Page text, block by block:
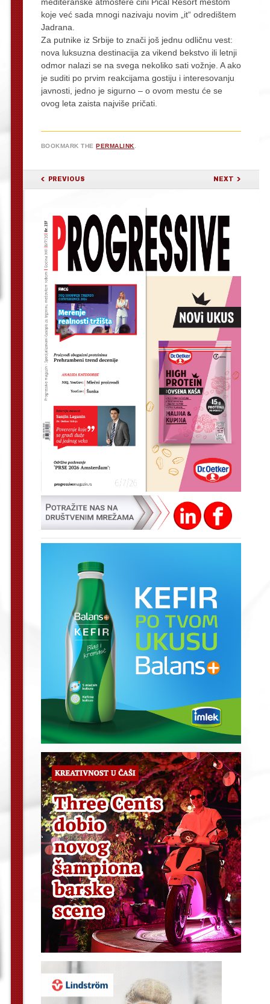
mediteranske atmosfere čini Pical Resort mestom
koje već sada mnogi nazivaju novim „it“ odredištem
Jadrana.
Za putnike iz Srbije to znači još jednu odličnu vest:
nova luksuzna destinacija za vikend bekstvo ili letnji
odmor nalazi se na svega nekoliko sati vožnje. A ako
je suditi po prvim reakcijama gostiju i interesovanju
javnosti, jedno je sigurno – o ovom mestu će se
ovog leta zaista najviše pričati.
BOOKMARK THEPERMALINK.
POST NAVIGATION
PREVIOUS NEXT